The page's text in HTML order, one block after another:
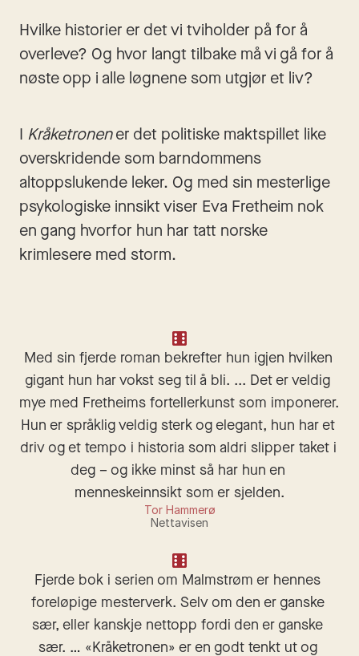
Hvilke historier er det vi tviholder på for å
overleve? Og hvor langt tilbake må vi gå for å
nøste opp i alle løgnene som utgjør et liv?
I Kråketronen er det politiske maktspillet like
overskridende som barndommens
altoppslukende leker. Og med sin mesterlige
psykologiske innsikt viser Eva Fretheim nok
en gang hvorfor hun har tatt norske
krimlesere med storm.
Med sin fjerde roman bekrefter hun igjen hvilken
gigant hun har vokst seg til å bli. ... Det er veldig
mye med Fretheims fortellerkunst som imponerer.
Hun er språklig veldig sterk og elegant, hun har et
driv og et tempo i historia som aldri slipper taket i
deg – og ikke minst så har hun en
menneskeinnsikt som er sjelden.
Tor Hammerø
Nettavisen
Fjerde bok i serien om Malmstrøm er hennes
foreløpige mesterverk. Selv om den er ganske
sær, eller kanskje nettopp fordi den er ganske
sær. … «Kråketronen» er en godt tenkt ut og